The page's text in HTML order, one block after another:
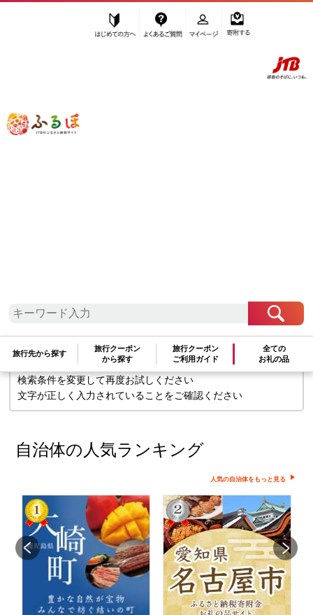
ふるぽ JTBのふるさと納税サイト
旅行先から探す
旅行クーポン
から探す
旅行クーポン
ご利用ガイド
全ての
お礼の品
「ふるさと納税」TOP
検索条件に一致するお礼の品はありま
せん
検索条件を変更して再度お試しください
文字が正しく入力されていることをご確認ください
自治体の人気ランキング
人気の自治体をもっと見る